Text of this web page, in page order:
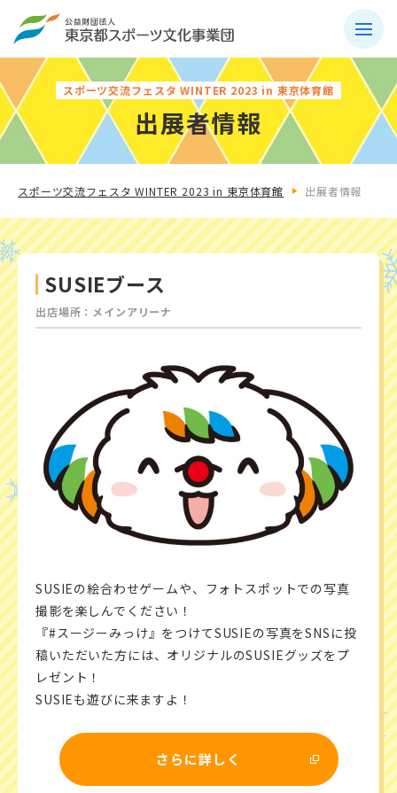
スポーツ交流フェスタ WINTER 2023 in 東京体育館
出展者情報
スポーツ交流フェスタ WINTER 2023 in 東京体育館 出展者情報
SUSIEブース
出店場所：メインアリーナ
SUSIEの絵合わせゲームや、フォトスポットでの写真
撮影を楽しんでください！
『#スージーみっけ』をつけてSUSIEの写真をSNSに投
稿いただいた方には、オリジナルのSUSIEグッズをプ
レゼント！
SUSIEも遊びに来ますよ！
さらに詳しく